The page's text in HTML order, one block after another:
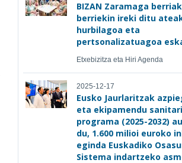
BIZAN Zaramaga
berriekin ireki ditu
hurbilagoa eta
pertsonalizatuagoa
Etxebizitza eta Hiri Agenda
2025-12-17
Eusko Jaurlaritzak
eta ekipamendu
programa (2025-2032)
du, 1.600 milioi euroko
eginda Euskadiko
Sistema indartzeko